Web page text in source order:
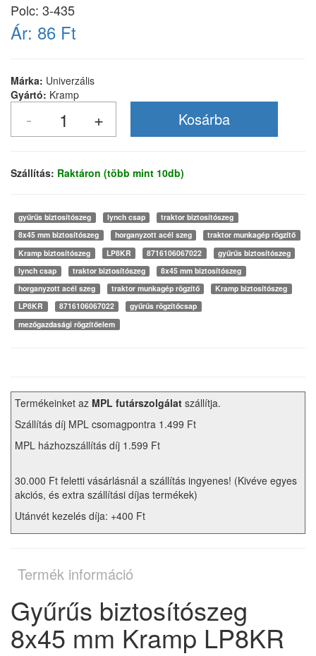
Polc: 3-435
Ár: 86 Ft
Márka: Univerzális
Gyártó: Kramp
Szállítás: Raktáron (több mint 10db)
gyűrűs biztosítószeg lynch csap
traktor biztosítószeg
8x45 mm biztosítószeg
horganyzott acél szeg
traktor munkagép rögzítő
Kramp biztosítószeg
LP8KR 8716106067022
gyűrűs biztosítószeg
lynch csap
traktor biztosítószeg
8x45 mm biztosítószeg
horganyzott acél szeg
traktor munkagép rögzítő
Kramp biztosítószeg
LP8KR
8716106067022
gyűrűs rögzítőcsap
mezőgazdasági rögzítőelem
Termékeinket az MPL futárszolgálat szállítja.
Szállítás díj MPL csomagpontra 1.499 Ft
MPL házhozszállítás díj 1.599 Ft
30.000 Ft feletti vásárlásnál a szállítás ingyenes! (Kivéve egyes
akciós, és extra szállítási díjas termékek)
Utánvét kezelés díja: +400 Ft
Termék információ
Gyűrűs biztosítószeg
8x45 mm Kramp LP8KR